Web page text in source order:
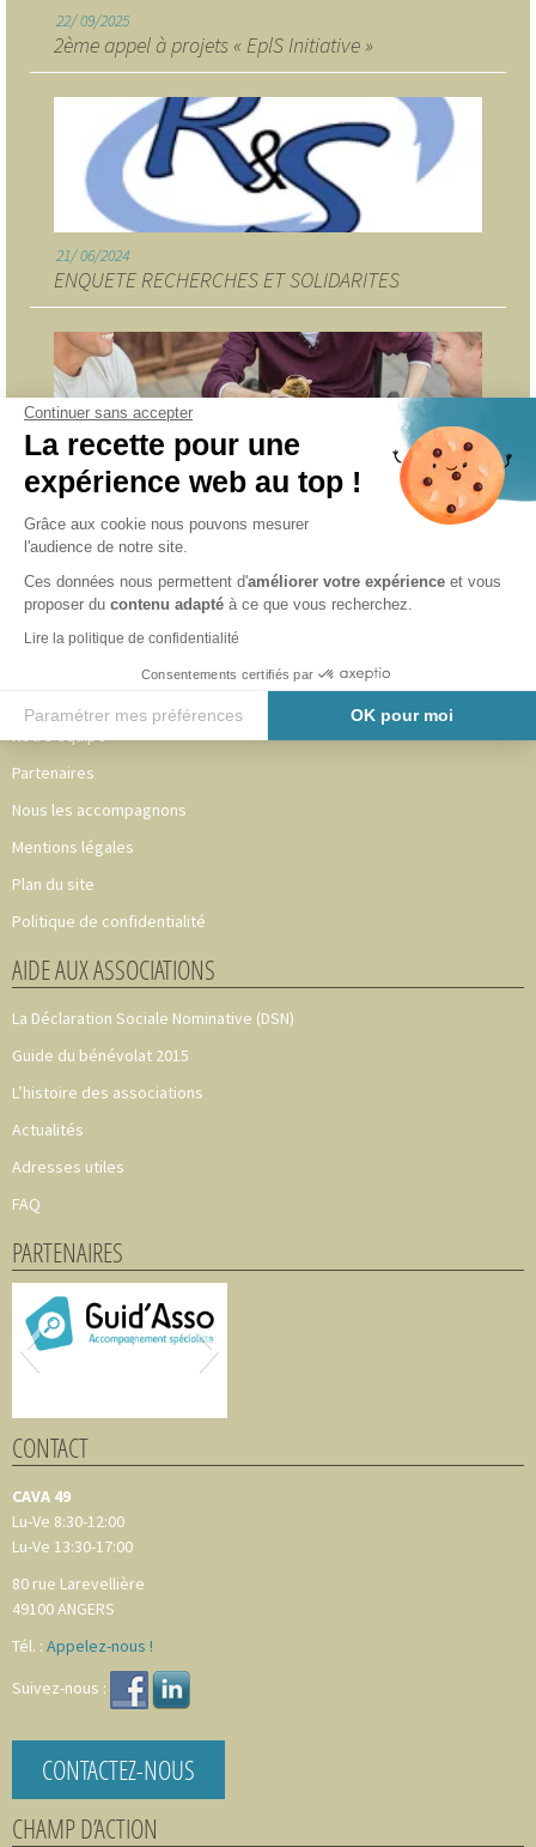
Continuer sans accepter
La recette pour une
expérience web au top !
Grâce aux cookie nous pouvons mesurer
l'audience de notre site.
Ces données nous permettent d'améliorer votre expérience et vous
proposer du contenu adapté à ce que vous recherchez.
Lire la politique de confidentialité
Consentements certifiés par
Paramétrer mes préférences OK pour moi
22 09/2025
2ème appel à projets « EplS Initiative »
21 06/2024
ENQUETE RECHERCHES ET SOLIDARITES
7 05/2024
ASSOCIATION RENCONTRES, AMITIES et HANDICAP
INFORMATIONS
Notre équipe
Partenaires
Nous les accompagnons
Mentions légales
Plan du site
Politique de confidentialité
AIDE AUX ASSOCIATIONS
La Déclaration Sociale Nominative (DSN)
Guide du bénévolat 2015
L’histoire des associations
Actualités
Adresses utiles
FAQ
PARTENAIRES
CONTACT
CAVA 49
Lu-Ve 8:30-12:00
Lu-Ve 13:30-17:00
80 rue Larevellière
49100ANGERS
Tél. : Appelez-nous !
Suivez-nous :
CONTACTEZ-NOUS
CHAMP D’ACTION